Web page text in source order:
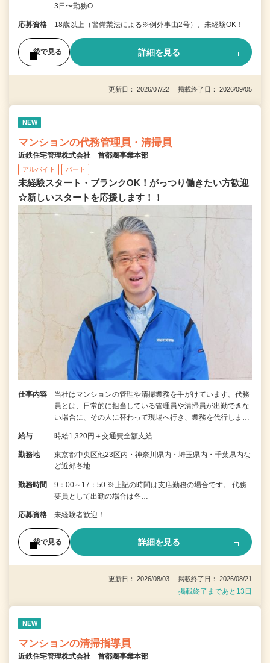
3日〜勤務O…
応募資格 18歳以上（警備業法による※例外事由2号）、未経験OK！
後で見る 詳細を見る
更新日： 2026/07/22 掲載終了日： 2026/09/05
NEW
マンションの代務管理員・清掃員
近鉄住宅管理株式会社 首都圏事業本部
アルバイト パート
未経験スタート・ブランクOK！がっつり働きたい方歓迎
☆新しいスタートを応援します！！
仕事内容
当社はマンションの管理や清掃業務を手がけています。代務
員とは、日常的に担当している管理員や清掃員が出勤できな
い場合に、その人に替わって現場へ行き、業務を代行しま…
給与 時給1,320円＋交通費全額支給
勤務地
東京都中央区他23区内・神奈川県内・埼玉県内・千葉県内な
ど近郊各地
勤務時間
9：00～17：50 ※上記の時間は支店勤務の場合です。 代務
要員として出勤の場合は各…
応募資格 未経験者歓迎！
後で見る 詳細を見る
更新日： 2026/08/03 掲載終了日： 2026/08/21
掲載終了まであと13日
NEW
マンションの清掃指導員
近鉄住宅管理株式会社 首都圏事業本部